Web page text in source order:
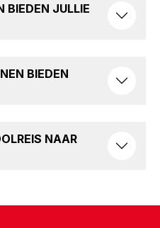
BIEDEN JULLIE
BIEDEN
NAAR